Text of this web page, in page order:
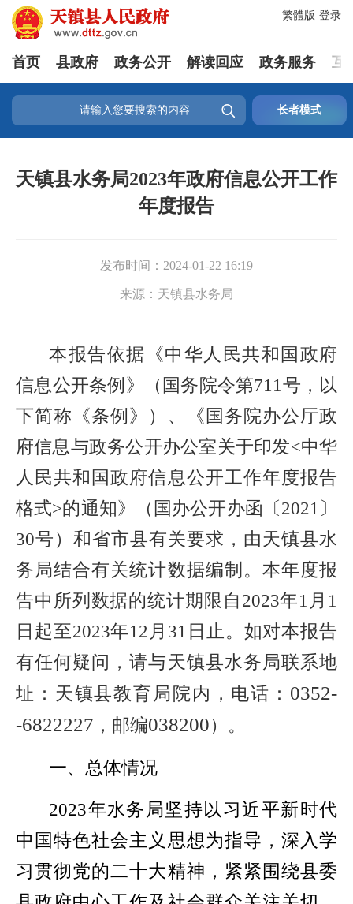
登录
繁體版
首页 县政府 政务公开 解读回应 政务服务 互
 长者模式
天镇县水务局2023年政府信息公开工作
年度报告
发布时间： 2024-01-22 16:19
来源： 天镇县水务局
本报告依据《中华人民共和国政府
信息公开条例》（国务院令第711 号，以
下简称《条例》）、《国务院办公厅政
府信息与政务公开办公室关于印发<中华
人民共和国政府信息公开工作年度报告
格式>的通知》（国办公开办函〔2021 〕
30号）和省市县有关要求，由天镇县水
务局结合有关统计数据编制。本年度报
告中所列数据的统计期限自 2023年1 月 1
日起至2023年12 月 31 日止。如对本报告
有任何疑问，请与天镇县水务局联系地
址：天镇县教育局院内，电话： 0352-
-6822227 ，邮编038200）。
一、总体情况
2023年水务局坚持以习近平新时代
中国特色社会主义思想为指导，深入学
习贯彻党的二十大精神，紧紧围绕县委